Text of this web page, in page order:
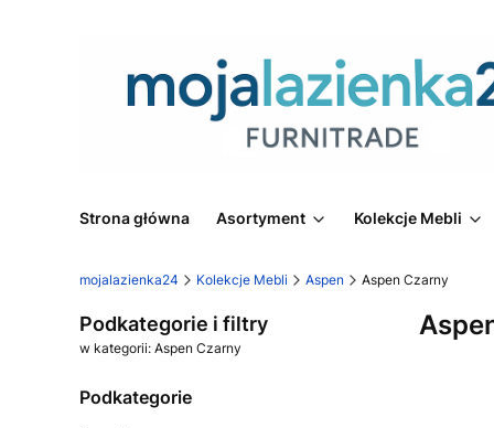
Strona główna Asortyment Kolekcje Mebli
mojalazienka24 Kolekcje Mebli Aspen Aspen Czarny
Podkategorie i filtry
w kategorii: Aspen Czarny
Podkategorie